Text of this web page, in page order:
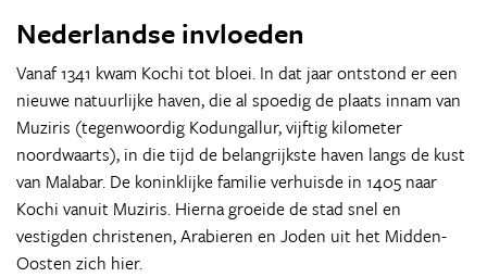
Nederlandse invloeden
Vanaf 1341 kwam Kochi tot bloei. In dat jaar ontstond er een
nieuwe natuurlijke haven, die al spoedig de plaats innam van
Muziris (tegenwoordig Kodungallur, vijftig kilometer
noordwaarts), in die tijd de belangrijkste haven langs de kust
van Malabar. De koninklijke familie verhuisde in 1405 naar
Kochi vanuit Muziris. Hierna groeide de stad snel en
vestigden christenen, Arabieren en Joden uit het Midden-
Oosten zich hier.